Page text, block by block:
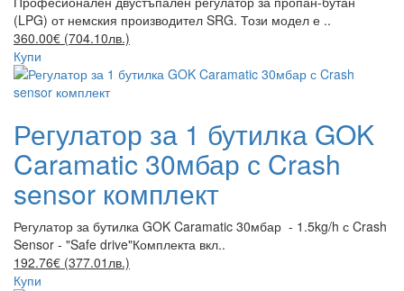
(LPG) от немския производител SRG. Този модел е ..
360.00€ (704.10лв.)
Купи
Регулатор за 1 бутилка GOK
Caramatic 30мбар с Crash
sensor комплект
Регулатор за бутилка GOK Caramatic 30мбар - 1.5kg/h с Crash
Sensor - "Safe drive"Комплекта вкл..
192.76€ (377.01лв.)
Купи